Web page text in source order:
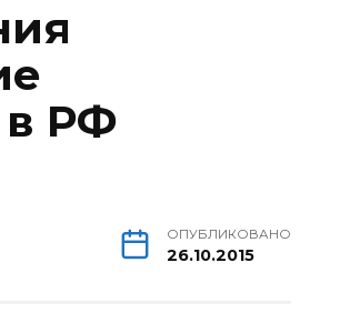
в РФ
ОПУБЛИКОВАНО
26.10.2015